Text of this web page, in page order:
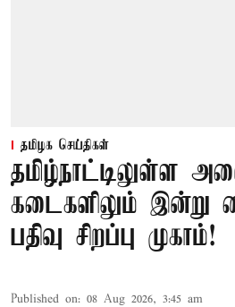
தமிழக செய்திகள்
தமிழ்நாட்டிலுள்ள
கடைகளிலும் இன்று
பதிவு சிறப்பு முகாம்!
Published on: 08 Aug 2026, 3:45 am